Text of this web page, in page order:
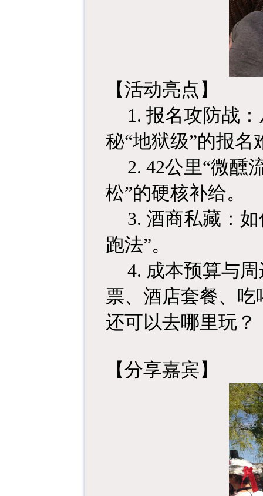
【活动亮点】
1. 报名攻防战：
秘“地狱级”的报
2. 42公里“微醺
松”的硬核补给。
3. 酒商私藏：
跑法”。
4. 成本预算与
票、酒店套餐、
还可以去哪里玩？
【分享嘉宾】